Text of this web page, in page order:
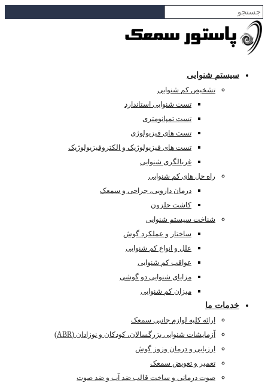
سیستم شنوایی
تشخیص کم شنوایی
تست شنوایی استاندارد
تست تمپانومتری
تست های فیزیولوژی
تست های فیزیولوژیک و الکتروفیزیولوژیک
غربالگری شنوایی
راه حل های کم شنوایی
درمان دارویی، جراحی و سمعک
کاشت حلزون
شناخت سیستم شنوایی
ساختار و عملکرد گوش
علل و انواع کم شنوایی
عواقب کم شنوایی
مزایای شنوایی دو گوشی
میزان کم شنوایی
خدمات ما
ارائه کلیه لوازم جانبی سمعک
آزمایشات شنوایی بزرگسالان، کودکان و نوزادان (ABR)
ارزیابی و درمان وزوز گوش
تعمیر و تعویض سمعک
صوت درمانی و ساخت قالب ضد آب و ضد صوت